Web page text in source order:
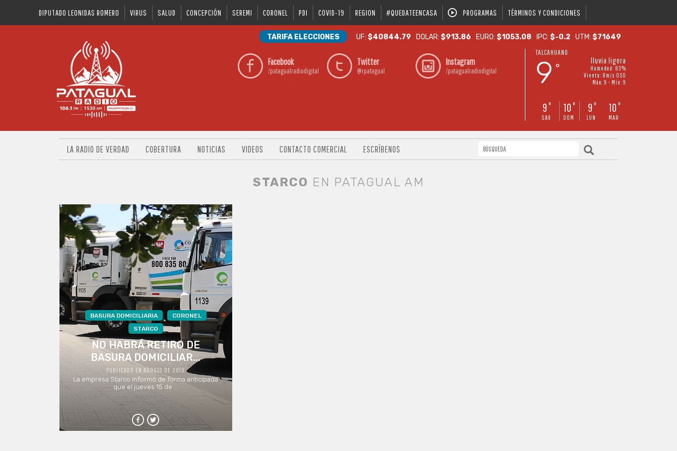
DIPUTADO LEONIDAS ROMERO VIRUS SALUD CONCEPCIÓN SEREMI CORONEL PDI COVID-19 REGION #QUEDATEENCASA PROGRAMAS TÉRMINOS Y CONDICIONES
TARIFA ELECCIONES UF:$40844.79 DOLAR:$913.86 EURO:$1053.08 IPC:$-0.2 UTM:$71649
Facebook
/patagualradiodigital
Twitter
@rpatagual
Instagram
/patagualradiodigital
TALCAHUANO
9 °
lluvia ligera
Humedad: 83%
Viento: 8m/s OSO
Máx: 9 • Mín: 9
9 °
SAB
10 °
DOM
9 °
LUN
10 °
MAR
LA RADIO DE VERDAD COBERTURA NOTICIAS VIDEOS CONTACTO COMERCIAL ESCRÍBENOS
STARCO EN PATAGUAL AM
BASURA DOMICILIARIA
CORONEL
STARCO
NO HABRÁ RETIRO DE
BASURA DOMICILIAR...
PUBLICADO EN AGOSTO DE 2019
La empresa Starco informó de forma anticipada
que el jueves 15 de ...